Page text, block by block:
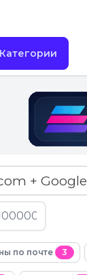
Категории
+
по почте 3